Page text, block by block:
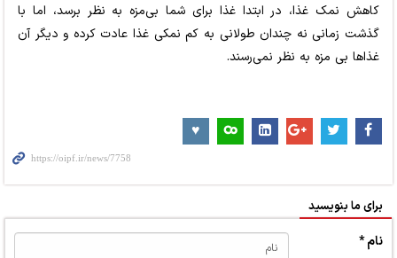
کاهش نمک غذا، در ابتدا غذا برای شما بی‌مزه به نظر برسد، اما با
گذشت زمانی نه چندان طولانی به کم نمکی غذا عادت کرده و دیگر آن
غذاها بی مزه به نظر نمی‌رسند.
برای ما بنویسید
نام *